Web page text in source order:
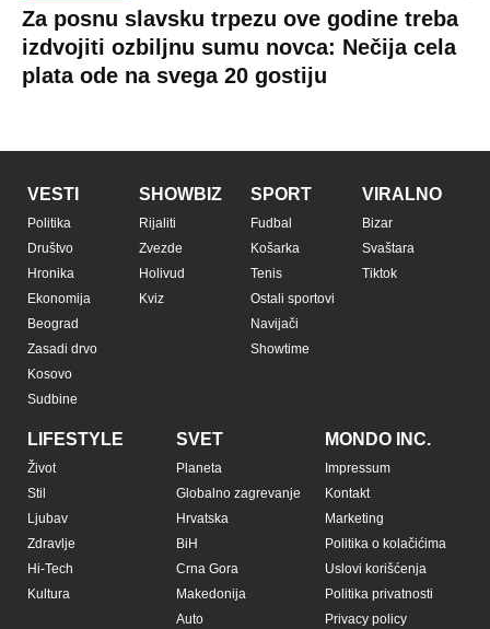
Za posnu slavsku trpezu ove godine treba
izdvojiti ozbiljnu sumu novca: Nečija cela
plata ode na svega 20 gostiju
VESTI
Politika
Društvo
Hronika
Ekonomija
Beograd
Zasadi drvo
Kosovo
Sudbine
SHOWBIZ
Rijaliti
Zvezde
Holivud
Kviz
SPORT
Fudbal
Košarka
Tenis
Ostali sportovi
Navijači
Showtime
VIRALNO
Bizar
Svaštara
Tiktok
LIFESTYLE
Život
Stil
Ljubav
Zdravlje
Hi-Tech
Kultura
SVET
Planeta
Globalno zagrevanje
Hrvatska
BiH
Crna Gora
Makedonija
Auto
MONDO INC.
Impressum
Kontakt
Marketing
Politika o kolačićima
Uslovi korišćenja
Politika privatnosti
Privacy policy